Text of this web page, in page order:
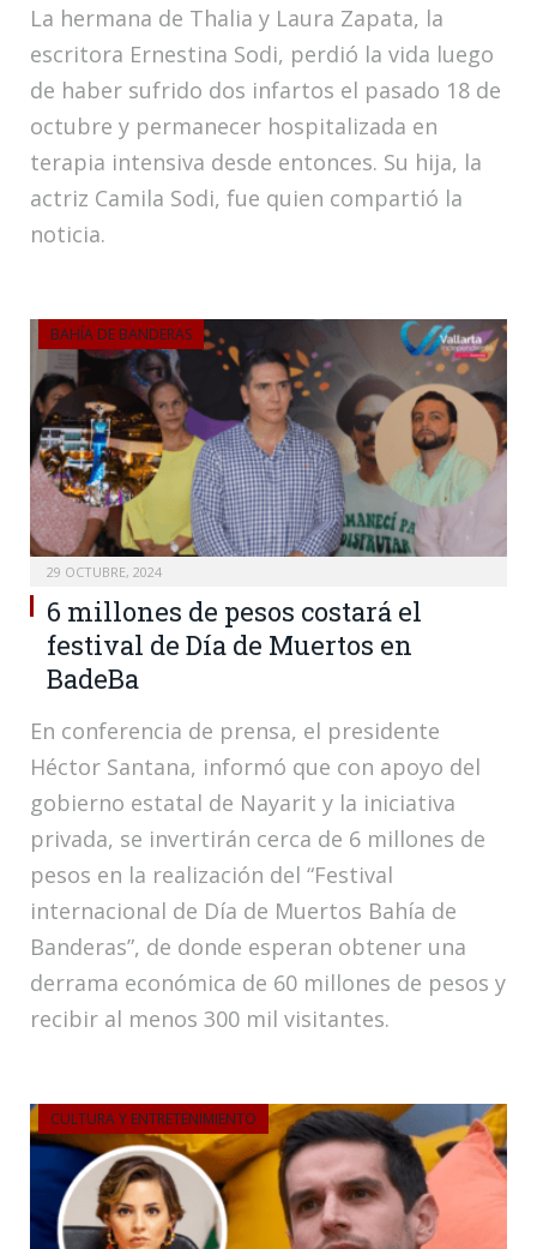
La hermana de Thalia y Laura Zapata, la
escritora Ernestina Sodi, perdió la vida luego
de haber sufrido dos infartos el pasado 18 de
octubre y permanecer hospitalizada en
terapia intensiva desde entonces. Su hija, la
actriz Camila Sodi, fue quien compartió la
noticia.
BAHÍA DE BANDERAS
29 OCTUBRE, 2024
6 millones de pesos costará el
festival de Día de Muertos en
BadeBa
En conferencia de prensa, el presidente
Héctor Santana, informó que con apoyo del
gobierno estatal de Nayarit y la iniciativa
privada, se invertirán cerca de 6 millones de
pesos en la realización del “Festival
internacional de Día de Muertos Bahía de
Banderas”, de donde esperan obtener una
derrama económica de 60 millones de pesos y
recibir al menos 300 mil visitantes.
CULTURA Y ENTRETENIMIENTO